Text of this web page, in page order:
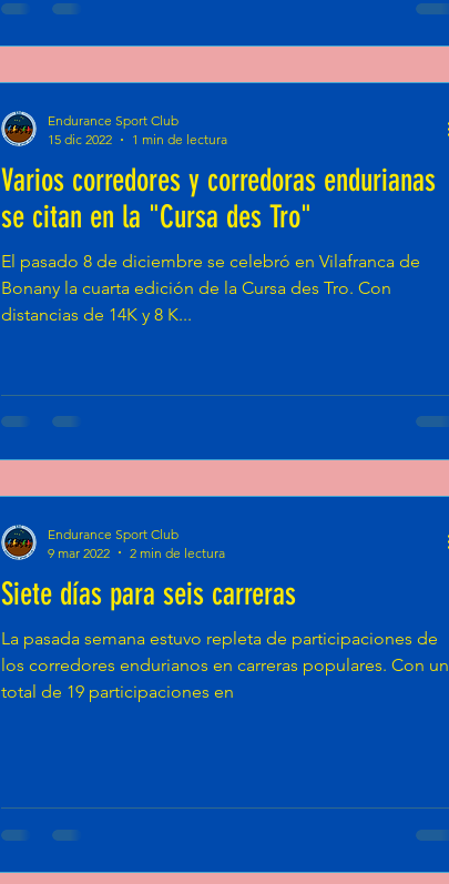
Varios corredores y corredoras endurianas
se citan en la "Cursa des Tro"
El pasado 8 de diciembre se celebró en Vilafranca de
Bonany la cuarta edición de la Cursa des Tro. Con
distancias de 14K y 8 K...
Endurance Sport Club
15 dic 2022
1 min de lectura
Siete días para seis carreras
La pasada semana estuvo repleta de participaciones de
los corredores endurianos en carreras populares. Con un
total de 19 participaciones en
Endurance Sport Club
9 mar 2022
2 min de lectura